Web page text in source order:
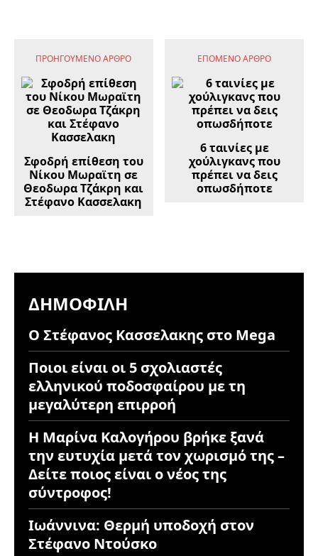
ΠΡΟΗΓΟΎΜΕΝΟ ΆΡΘΡΟ
Σφοδρή επίθεση του
Νίκου Μωραϊτη σε
Θεοδωρα Τζάκρη και
Στέφανο Κασσελακη
ΕΠΌΜΕΝΟ ΆΡΘΡΟ
6 ταινίες με
χούλιγκανς που
πρέπει να δεις
οπωσδήποτε
ΔΗΜΟΦΙΛΉ
Ο Στέφανος Κασσελακης στο Mega
Ποιοι είναι οι 5 σχολιαστές
ελληνικού ποδοσφαίρου με τη
μεγαλύτερη επιρροή
Η Μαρίνα Καλογήρου βρήκε ξανά
την ευτυχία μετά τον χωρισμό της –
Δείτε ποιος είναι ο νέος της
σύντροφος!
Ιωάννινα: Θερμή υποδοχή στον
Στέφανο Ντούσκο